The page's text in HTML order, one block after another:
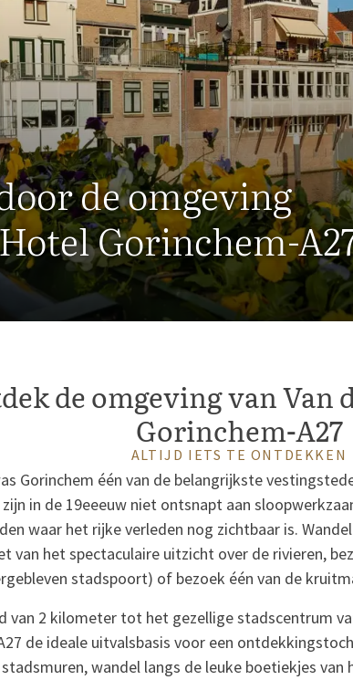
de omgeving
Gorinchem-
de omgeving van Van
Gorinchem-A27
ALTIJD IETS TE ONTDEKKEN
Gorinchem één van de belangrijkste
in de 19eeeuw niet ontsnapt aan
waar het rijke verleden nog zichtbaar is.
van het spectaculaire uitzicht over de rivieren,
stadspoort) of bezoek één van de
van 2 kilometer tot het gezellige stadscentrum
de ideale uitvalsbasis voor een
wandel langs de leuke boetiekjes